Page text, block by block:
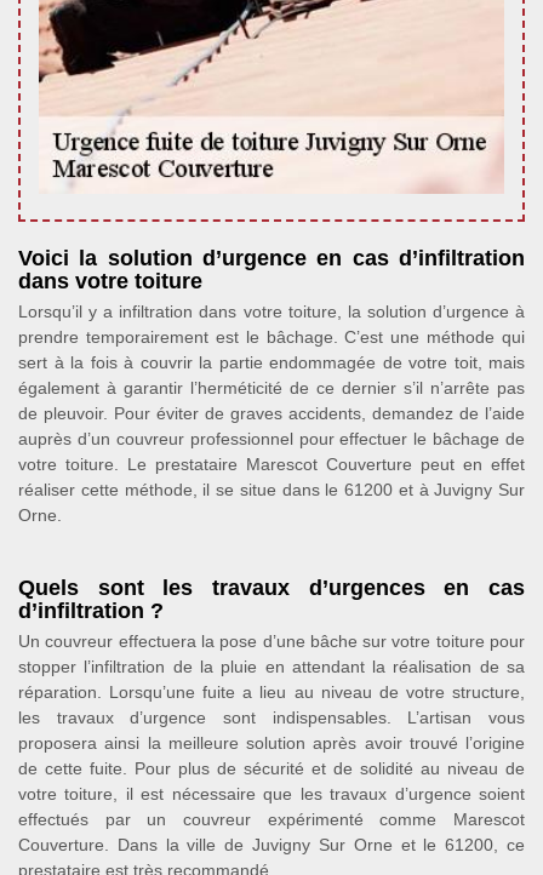
Voici la solution d’urgence en cas d’infiltration
dans votre toiture
Lorsqu’il y a infiltration dans votre toiture, la solution d’urgence à
prendre temporairement est le bâchage. C’est une méthode qui
sert à la fois à couvrir la partie endommagée de votre toit, mais
également à garantir l’herméticité de ce dernier s’il n’arrête pas
de pleuvoir. Pour éviter de graves accidents, demandez de l’aide
auprès d’un couvreur professionnel pour effectuer le bâchage de
votre toiture. Le prestataire Marescot Couverture peut en effet
réaliser cette méthode, il se situe dans le 61200 et à Juvigny Sur
Orne.
Quels sont les travaux d’urgences en cas
d’infiltration ?
Un couvreur effectuera la pose d’une bâche sur votre toiture pour
stopper l’infiltration de la pluie en attendant la réalisation de sa
réparation. Lorsqu’une fuite a lieu au niveau de votre structure,
les travaux d’urgence sont indispensables. L’artisan vous
proposera ainsi la meilleure solution après avoir trouvé l’origine
de cette fuite. Pour plus de sécurité et de solidité au niveau de
votre toiture, il est nécessaire que les travaux d’urgence soient
effectués par un couvreur expérimenté comme Marescot
Couverture. Dans la ville de Juvigny Sur Orne et le 61200, ce
prestataire est très recommandé.